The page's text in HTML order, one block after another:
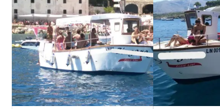
celebrazione, l'addio al celibato/nubilato che avete
sempre sognato, immersi nello splendore del
Mediterraneo